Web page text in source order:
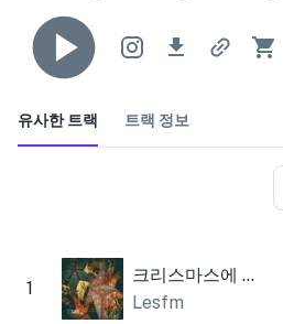
유사한 트랙 트랙 정보
1
크리스마스에 집에 있어
Lesfm